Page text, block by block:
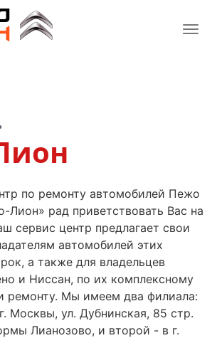
по ремонту автомобилей Пежо
Лион» рад приветствовать Вас на
сервис центр предлагает свои
автомобилей этих
а также для владельцев
и Ниссан, по их комплексному
ремонту. Мы имеем два филиала:
Москвы, ул. Дубнинская, 85 стр.
Лианозово, и второй - в г.